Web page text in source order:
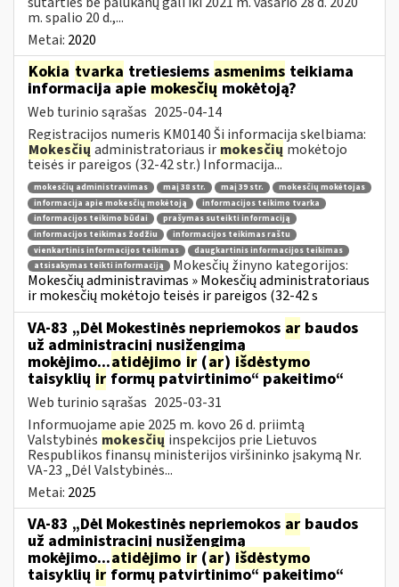
m. spalio 20 d.,...
Metai: 2020
Kokia tvarka tretiesiems asmenims teikiama
informacija apie mokesčiųmokėtoją?
Web turinio sąrašas 2025-04-14
Registracijos numeris KM0140 Ši informacija skelbiama:
Mokesčių administratoriaus ir mokesčių mokėtojo
teisės ir pareigos (32-42 str.) Informacija...
mokesčių administravimas maį 38 str. maį 39 str.
mokesčių mokėtojas
informacija apie mokesčių mokėtoją
informacijos teikimo tvarka
informacijos teikimo būdai
prašymas suteikti informaciją
informacijos teikimas žodžiu
informacijos teikimas raštu
vienkartinis informacijos teikimas
daugkartinis informacijos teikimas
atsisakymas teikti informaciją
Mokesčių žinyno kategorijos:
Mokesčių administravimas » Mokesčių administratoriaus
ir mokesčių mokėtojo teisės ir pareigos (32-42 s
VA-83 „Dėl Mokestinės nepriemokos ar baudos
už administracinį nusižengimą
mokėjimo...atidėjimo ir (ar) išdėstymo
taisyklių ir formų patvirtinimo“ pakeitimo“
Web turinio sąrašas 2025-03-31
Informuojame apie 2025 m. kovo 26 d. priimtą
Valstybinės mokesčių inspekcijos prie Lietuvos
Respublikos finansų ministerijos viršininko įsakymą Nr.
VA-23 „Dėl Valstybinės...
Metai: 2025
VA-83 „Dėl Mokestinės nepriemokos ar baudos
už administracinį nusižengimą
mokėjimo...atidėjimo ir (ar) išdėstymo
taisyklių ir formų patvirtinimo“ pakeitimo“